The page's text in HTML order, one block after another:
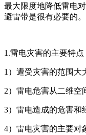
最大限度地降低雷电
避雷带是很有必要的。
1.雷电灾害的主要特点
1）遭受灾害的范围大
2）雷电危害从二维空
3）雷电造成的危害和
4）雷电灾害的主要对